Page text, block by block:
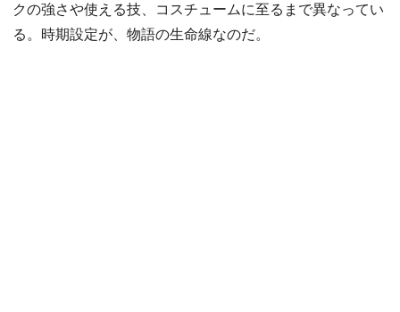
クの強さや使える技、コスチュームに至るまで異なってい
る。時期設定が、物語の生命線なのだ。